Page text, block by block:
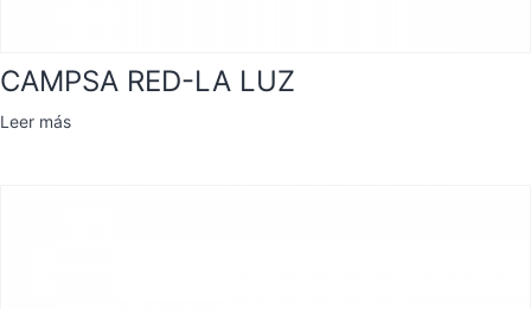
CAMPSA RED-LA LUZ
Leer más